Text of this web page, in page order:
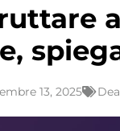
13, 2025